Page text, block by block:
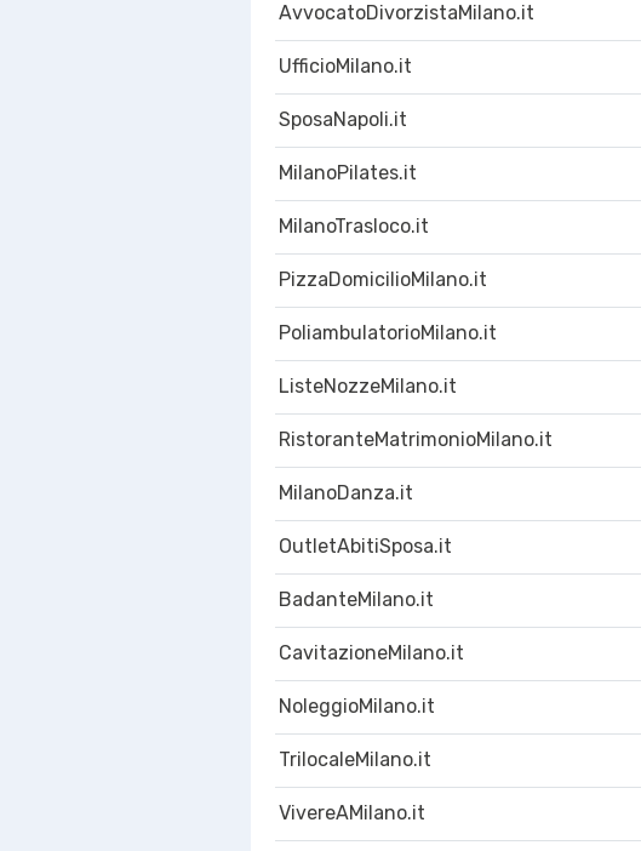
AvvocatoDivorzistaMilano.it
UfficioMilano.it
SposaNapoli.it
MilanoPilates.it
MilanoTrasloco.it
PizzaDomicilioMilano.it
PoliambulatorioMilano.it
ListeNozzeMilano.it
RistoranteMatrimonioMilano.it
MilanoDanza.it
OutletAbitiSposa.it
BadanteMilano.it
CavitazioneMilano.it
NoleggioMilano.it
TrilocaleMilano.it
VivereAMilano.it